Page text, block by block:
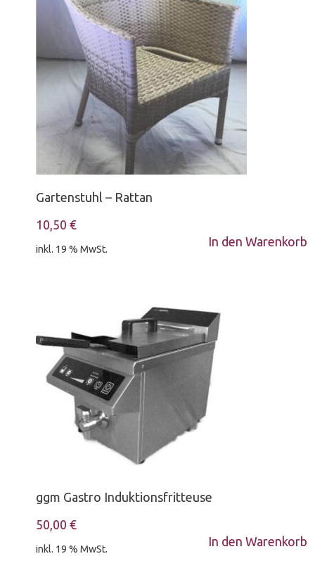
Gartenstuhl – Rattan
10,50€
inkl. 19 % MwSt.
In den Warenkorb
ggm Gastro Induktionsfritteuse
50,00€
inkl. 19 % MwSt.
In den Warenkorb